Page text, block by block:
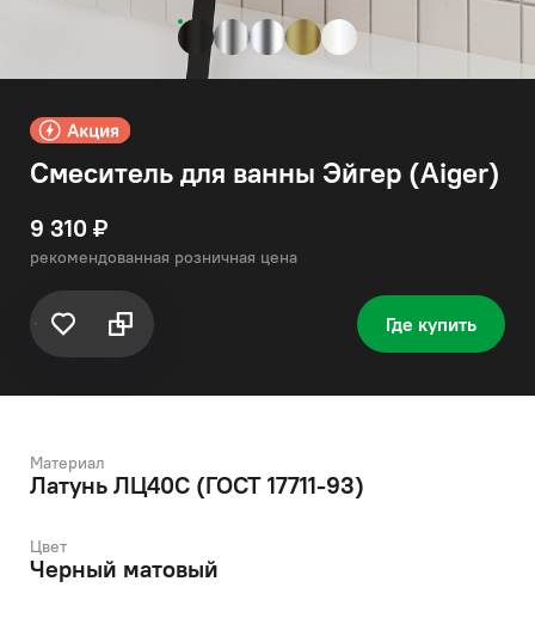
Смеситель для ванны Эйгер (Aiger)
9 310 ₽
рекомендованная розничная цена
Где купить
Материал
Латунь ЛЦ40C (ГОСТ 17711-93)
Цвет
Черный матовый